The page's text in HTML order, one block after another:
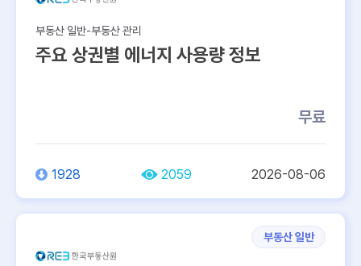
부동산 일반-부동산 관리
주요 상권별 에너지 사용량 정보
무료
1928 2059 2026-08-06
부동산 일반